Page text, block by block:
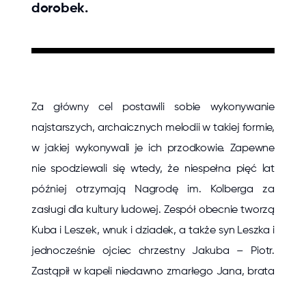
dorobek.
Za główny cel postawili sobie wykonywanie
najstarszych, archaicznych melodii w takiej formie,
w jakiej wykonywali je ich przodkowie. Zapewne
nie spodziewali się wtedy, że niespełna pięć lat
później otrzymają Nagrodę im. Kolberga za
zasługi dla kultury ludowej. Zespół obecnie tworzą
Kuba i Leszek, wnuk i dziadek, a także syn Leszka i
jednocześnie ojciec chrzestny Jakuba – Piotr.
Zastąpił w kapeli niedawno zmarłego Jana, brata